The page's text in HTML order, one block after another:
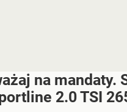
na mandaty.
2.0 TSI